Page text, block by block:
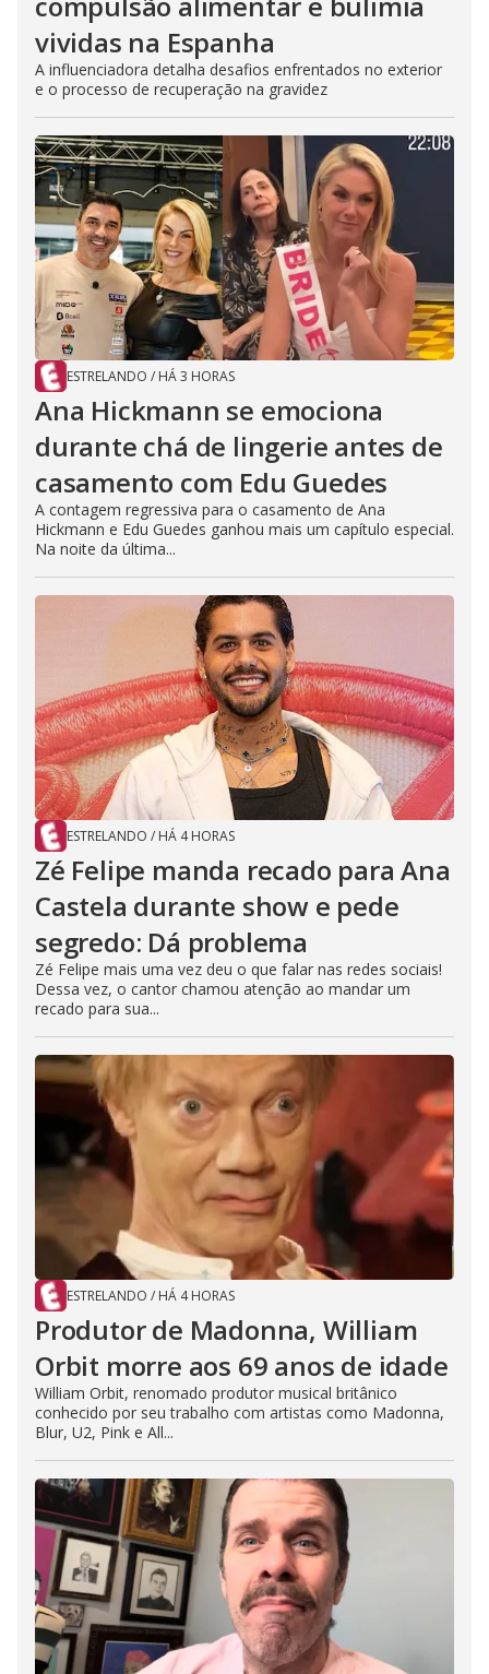
vividas na Espanha
A influenciadora detalha desafios enfrentados no exterior
e o processo de recuperação na gravidez
ESTRELANDO / HÁ 3 HORAS
Ana Hickmann se emociona
durante chá de lingerie antes de
casamento com Edu Guedes
A contagem regressiva para o casamento de Ana
Hickmann e Edu Guedes ganhou mais um capítulo especial.
Na noite da última...
ESTRELANDO / HÁ 4 HORAS
Zé Felipe manda recado para Ana
Castela durante show e pede
segredo: Dá problema
Zé Felipe mais uma vez deu o que falar nas redes sociais!
Dessa vez, o cantor chamou atenção ao mandar um
recado para sua...
ESTRELANDO / HÁ 4 HORAS
Produtor de Madonna, William
Orbit morre aos 69 anos de idade
William Orbit, renomado produtor musical britânico
conhecido por seu trabalho com artistas como Madonna,
Blur, U2, Pink e All...